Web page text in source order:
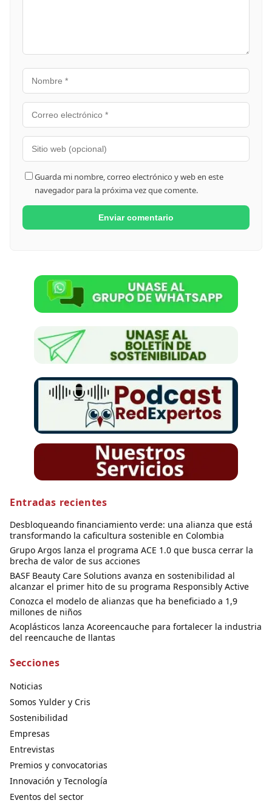
Guarda mi nombre, correo electrónico y web en este
navegador para la próxima vez que comente.
Entradas recientes
Desbloqueando financiamiento verde: una alianza que está
transformando la caficultura sostenible en Colombia
Grupo Argos lanza el programa ACE 1.0 que busca cerrar la
brecha de valor de sus acciones
BASF Beauty Care Solutions avanza en sostenibilidad al
alcanzar el primer hito de su programa Responsibly Active
Conozca el modelo de alianzas que ha beneficiado a 1,9
millones de niños
Acoplásticos lanza Acoreencauche para fortalecer la industria
del reencauche de llantas
Secciones
Noticias
Somos Yulder y Cris
Sostenibilidad
Empresas
Entrevistas
Premios y convocatorias
Innovación y Tecnología
Eventos del sector